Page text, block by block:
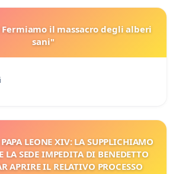
Fermiamo il massacro degli alberi
sani"
LEONE XIV: LA SUPPLICHIAMO
LA SEDE IMPEDITA DI BENEDETTO
APRIRE IL RELATIVO PROCESSO